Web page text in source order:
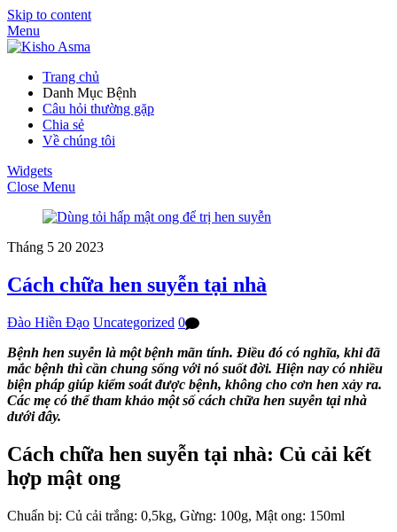
Skip to content
Menu
Trang chủ
Danh Mục Bệnh
Câu hỏi thường gặp
Chia sẻ
Về chúng tôi
Widgets
Close Menu
Tháng 5 20 2023
Cách chữa hen suyễn tại nhà
Đào Hiền Đạo Uncategorized 0
Bệnh hen suyễn là một bệnh mãn tính. Điều đó có nghĩa, khi đã
mắc bệnh thì cần chung sống với nó suốt đời. Hiện nay có nhiều
biện pháp giúp kiểm soát được bệnh, không cho cơn hen xảy ra.
Các mẹ có thể tham khảo một số cách chữa hen suyễn tại nhà
dưới đây.
Cách chữa hen suyễn tại nhà: Củ cải kết
hợp mật ong
Chuẩn bị: Củ cải trắng: 0,5kg, Gừng: 100g, Mật ong: 150ml